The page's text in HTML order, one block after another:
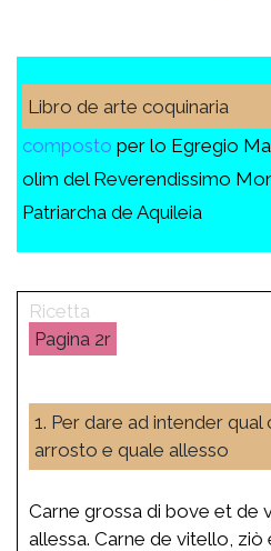
Libro de arte coquinaria
composto per lo Egregio
olim del Reverendissimo
Patriarcha de Aquileia
2r
1. Per dare ad intender
arrosto e quale allesso
Carne grossa di bove et de
allessa. Carne de vitello, ziò